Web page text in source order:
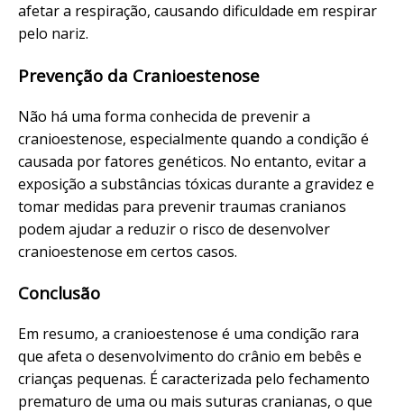
afetar a respiração, causando dificuldade em respirar
pelo nariz.
Prevenção da Cranioestenose
Não há uma forma conhecida de prevenir a
cranioestenose, especialmente quando a condição é
causada por fatores genéticos. No entanto, evitar a
exposição a substâncias tóxicas durante a gravidez e
tomar medidas para prevenir traumas cranianos
podem ajudar a reduzir o risco de desenvolver
cranioestenose em certos casos.
Conclusão
Em resumo, a cranioestenose é uma condição rara
que afeta o desenvolvimento do crânio em bebês e
crianças pequenas. É caracterizada pelo fechamento
prematuro de uma ou mais suturas cranianas, o que